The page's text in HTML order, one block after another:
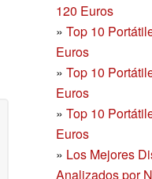
120 Euros
» Top 10
Euros
» Top 10
Euros
» Top 10
Euros
» Los Mejores
Analizados por